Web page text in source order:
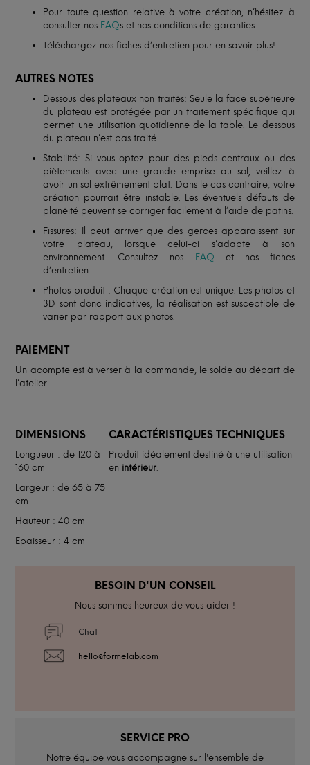
Pour toute question relative à votre création, n’hésitez à
consulter nos FAQs et nos conditions de garanties.
Téléchargez nos fiches d’entretien pour en savoir plus!
AUTRES NOTES
Dessous des plateaux non traités: Seule la face supérieure
du plateau est protégée par un traitement spécifique qui
permet une utilisation quotidienne de la table. Le dessous
du plateau n’est pas traité.
Stabilité: Si vous optez pour des pieds centraux ou des
piètements avec une grande emprise au sol, veillez à
avoir un sol extrêmement plat. Dans le cas contraire, votre
création pourrait être instable. Les éventuels défauts de
planéité peuvent se corriger facilement à l’aide de patins.
Fissures: Il peut arriver que des gerces apparaissent sur
votre plateau, lorsque celui-ci s’adapte à son
environnement. Consultez nos
FAQ et nos fiches
d’entretien.
Photos produit : Chaque création est unique. Les photos et
3D sont donc indicatives, la réalisation est susceptible de
varier par rapport aux photos.
PAIEMENT
Un acompte est à verser à la commande, le solde au départ de
l’atelier.
DIMENSIONS
Longueur : de 120 à
160 cm
Largeur : de 65 à 75
cm
Hauteur : 40 cm
Epaisseur : 4 cm
CARACTÉRISTIQUES TECHNIQUES
Produit idéalement destiné à une utilisation
en intérieur.
BESOIN D'UN CONSEIL
Nous sommes heureux de vous aider !
Chat
hello@formelab.com
SERVICE PRO
Notre équipe vous accompagne sur l'ensemble de